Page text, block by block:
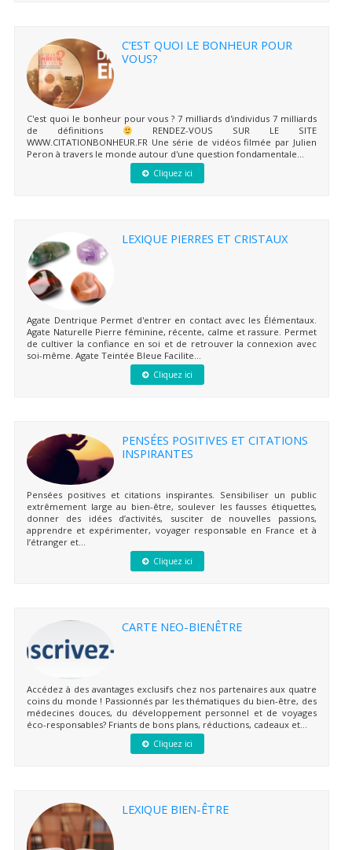
C’EST QUOI LE BONHEUR POUR
VOUS?
C'est quoi le bonheur pour vous ? 7 milliards d'individus 7 milliards
de définitions
RENDEZ-VOUS SUR LE SITE
WWW.CITATIONBONHEUR.FR Une série de vidéos filmée par Julien
Peron à travers le monde autour d'une question fondamentale...
Cliquez ici
LEXIQUE PIERRES ET CRISTAUX
Agate Dentrique Permet d'entrer en contact avec les Élémentaux.
Agate Naturelle Pierre féminine, récente, calme et rassure. Permet
de cultiver la confiance en soi et de retrouver la connexion avec
soi-même. Agate Teintée Bleue Facilite...
Cliquez ici
PENSÉES POSITIVES ET CITATIONS
INSPIRANTES
Pensées positives et citations inspirantes. Sensibiliser un public
extrêmement large au bien-être, soulever les fausses étiquettes,
donner des idées d’activités, susciter de nouvelles passions,
apprendre et expérimenter, voyager responsable en France et à
l’étranger et...
Cliquez ici
CARTE NEO-BIENÊTRE
Accédez à des avantages exclusifs chez nos partenaires aux quatre
coins du monde ! Passionnés par les thématiques du bien-être, des
médecines douces, du développement personnel et de voyages
éco-responsables? Friants de bons plans, réductions, cadeaux et...
Cliquez ici
LEXIQUE BIEN-ÊTRE